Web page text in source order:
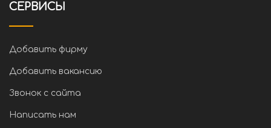
СЕРВИСЫ
Добавить фирму
Добавить вакансию
Звонок с сайта
Написать нам